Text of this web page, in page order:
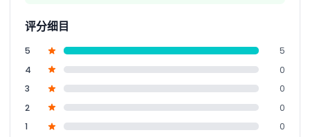
评分细目
5
5
4
0
3
0
2
0
1
0